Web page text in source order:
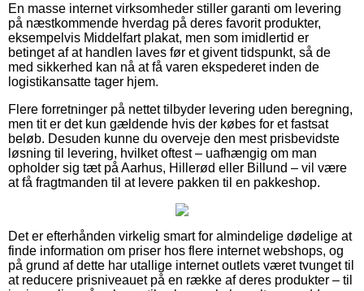
En masse internet virksomheder stiller garanti om levering
på næstkommende hverdag på deres favorit produkter,
eksempelvis Middelfart plakat, men som imidlertid er
betinget af at handlen laves før et givent tidspunkt, så de
med sikkerhed kan nå at få varen ekspederet inden de
logistikansatte tager hjem.
Flere forretninger på nettet tilbyder levering uden beregning,
men tit er det kun gældende hvis der købes for et fastsat
beløb. Desuden kunne du overveje den mest prisbevidste
løsning til levering, hvilket oftest – uafhængig om man
opholder sig tæt på Aarhus, Hillerød eller Billund – vil være
at få fragtmanden til at levere pakken til en pakkeshop.
Det er efterhånden virkelig smart for almindelige dødelige at
finde information om priser hos flere internet webshops, og
på grund af dette har utallige internet outlets været tvunget til
at reducere prisniveauet på en række af deres produkter – til